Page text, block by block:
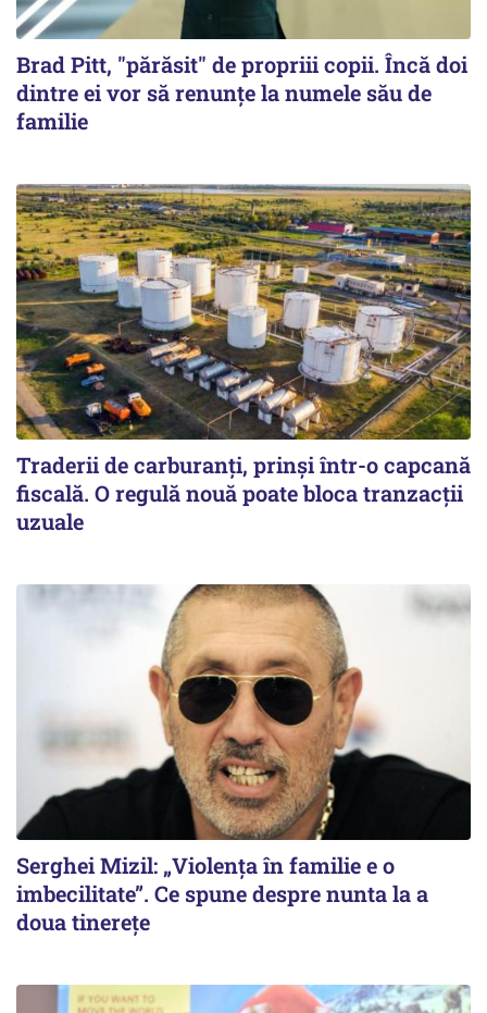
Brad Pitt, "părăsit" de propriii copii. Încă doi
dintre ei vor să renunțe la numele său de
familie
Traderii de carburanți, prinși într-o capcană
fiscală. O regulă nouă poate bloca tranzacții
uzuale
Serghei Mizil: „Violența în familie e o
imbecilitate”. Ce spune despre nunta la a
doua tinerețe